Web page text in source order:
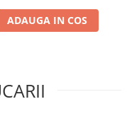
ADAUGA IN COS